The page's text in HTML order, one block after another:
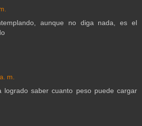
aunque no diga nada, es el
m.
logrado saber cuanto peso puede cargar